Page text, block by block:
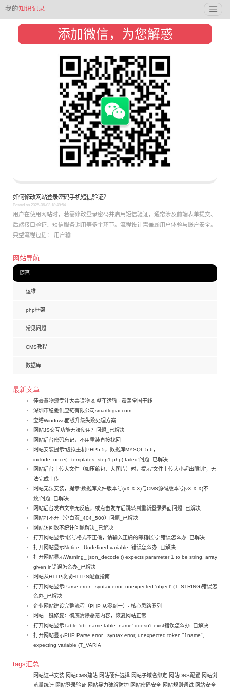
我的知识记录
添加微信，为您解惑
如何修改网站登录密码手机短信验证？
Posted on 2025-06-03 18:49:54
用户在使用网站时，若需修改登录密码并启用短信验证，通常涉及前端表单提交、
后端接口验证、短信服务调用等多个环节。流程设计需兼顾用户体验与账户安全。
典型流程包括： 用户输
网站导航
随笔
运维
php框架
常见问题
CMS教程
数据库
最新文章
佳豪鑫物流专注大票货物 & 整车运输 · 覆盖全国干线
深圳市稳驰供应链有限公司smartlogiai.com
宝塔Windows面板升级失败处理方案
网站JS交互功能无法使用？问题_已解决
网站后台密码忘记，不用重装直接找回
网站安装提示“虚拟主机PHP5.5，数据库MYSQL 5.6，
include_once(._templates_step1.php) failed”问题_已解决
网站后台上传大文件（如压缩包、大图片）时，提示“文件上传大小超出限制”，无
法完成上传
网站无法安装，提示“数据库文件版本号(vX.X.X)与CMS源码版本号(vX.X.X)不一
致”问题_已解决
网站后台发布文章无反应，或点击发布后跳转到重新登录界面问题_已解决
网站打不开（空白页_404_500）问题_已解决
网站访问数不统计问题解决_已解决
打开网站显示"帐号格式不正确，请输入正确的邮箱帐号"错误怎么办_已解决
打开网站显示Notice_ Undefined variable_错误怎么办_已解决
打开网站显示Warning_ json_decode () expects parameter 1 to be string, array
given in错误怎么办_已解决
网站从HTTP改成HTTPS配置指南
打开网站显示Parse error_ syntax error, unexpected 'object' (T_STRING)错误怎
么办_已解决
企业网站建设完整流程（PHP 从零到一）- 核心思路罗列
网站一键修复：彻底清除恶意内容，恢复网站正常
打开网站显示Table 'db_name.table_name' doesn't exist错误怎么办_已解决
打开网站显示PHP Parse error_ syntax error, unexpected token "1name",
expecting variable (T_VARIA
tags汇总
网站证书安装 网站CMS建站 网站硬件选择 网站子域名绑定 网站DNS配置 网站浏
览量统计 网站登录验证 网站暴力破解防护 网站密码安全 网站规则调试 网站安全